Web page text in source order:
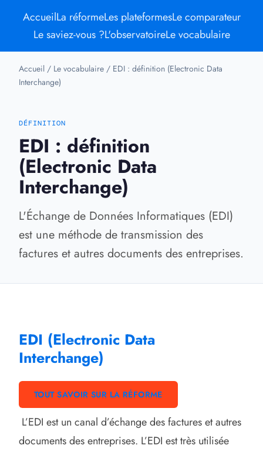
AccueilLa réformeLes plateformesLe comparateur
Le saviez-vous ?L'observatoireLe vocabulaire
Accueil / Le vocabulaire / EDI : définition (Electronic Data
Interchange)
DÉFINITION
EDI : définition
(Electronic Data
Interchange)
L'Échange de Données Informatiques (EDI)
est une méthode de transmission des
factures et autres documents des entreprises.
EDI (Electronic Data
Interchange)
TOUT SAVOIR SUR LA RÉFORME
L’EDI est un canal d’échange des factures et autres
documents des entreprises. L’EDI est très utilisée